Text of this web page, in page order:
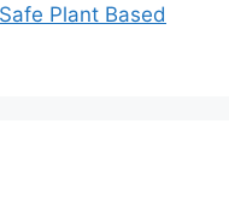
Plant Based